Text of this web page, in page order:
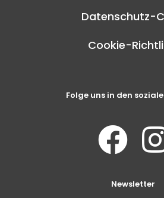
Datenschutz-
Cookie-
Folge uns in den
Newsletter